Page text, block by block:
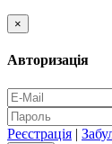
×
Авторизація
Реєстрація |